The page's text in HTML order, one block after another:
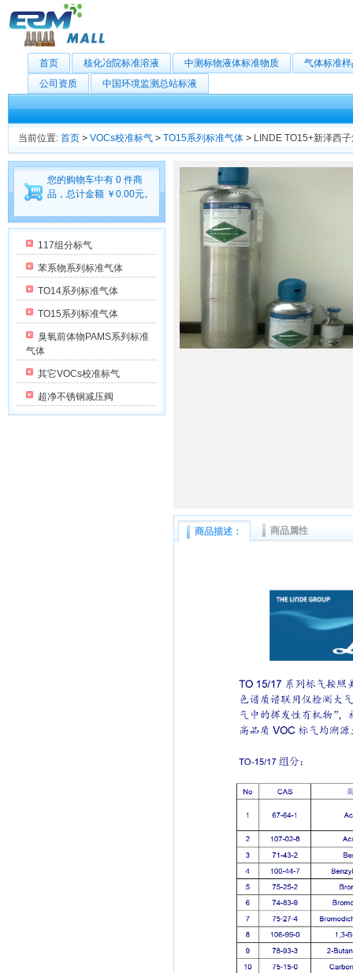
首页 核化冶院标准溶液 中测标物液体标准物质
气体标准
公司资质
中国环境监测总站标液
当前位置: 首页 > VOCs校准标气 > TO15系列标准气体 > LINDE TO15+新泽西
您的购物车中有 0 件商
品，总计金额 ￥0.00元。
117组分标气
苯系物系列标准气体
TO14系列标准气体
TO15系列标准气体
臭氧前体物PAMS系列标准
气体
其它VOCs校准标气
超净不锈钢减压阀
商品描述： 商品属性